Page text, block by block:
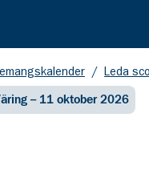
/ Leda
– 11 oktober 2026